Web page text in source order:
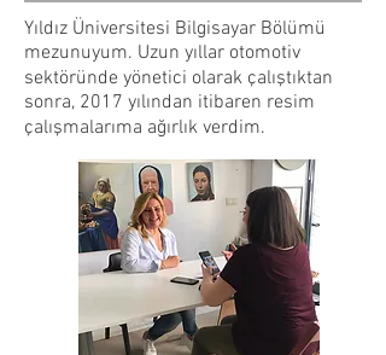
Yıldız Üniversitesi Bilgisayar Bölümü
mezunuyum. Uzun yıllar otomotiv
sektöründe yönetici olarak çalıştıktan
sonra, 2017 yılından itibaren resim
çalışmalarıma ağırlık verdim.